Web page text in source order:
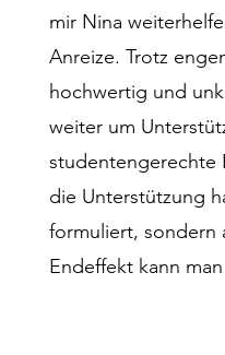
mir Nina
Anreize. Trotz
hochwertig und
weiter um
studentengerechte
die Unterstützung
formuliert, sondern
Endeffekt kann